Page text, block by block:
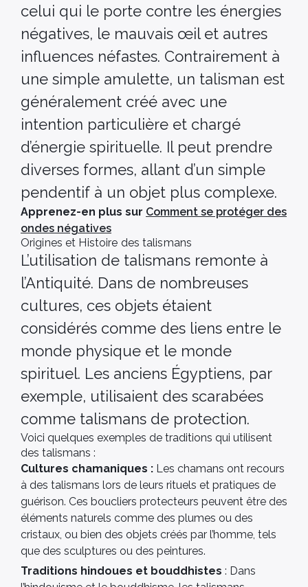
celui qui le porte contre les énergies
négatives, le mauvais œil et autres
influences néfastes. Contrairement à
une simple amulette, un talisman est
généralement créé avec une
intention particulière et chargé
d’énergie spirituelle. Il peut prendre
diverses formes, allant d’un simple
pendentif à un objet plus complexe.
Apprenez-en plus sur Comment se protéger des
ondes négatives
Origines et Histoire des talismans
L’utilisation de talismans remonte à
l’Antiquité. Dans de nombreuses
cultures, ces objets étaient
considérés comme des liens entre le
monde physique et le monde
spirituel. Les anciens Égyptiens, par
exemple, utilisaient des scarabées
comme talismans de protection.
Voici quelques exemples de traditions qui utilisent
des talismans :
Cultures chamaniques : Les chamans ont recours
à des talismans lors de leurs rituels et pratiques de
guérison. Ces boucliers protecteurs peuvent être des
éléments naturels comme des plumes ou des
cristaux, ou bien des objets créés par l’homme, tels
que des sculptures ou des peintures.
Traditions hindoues et bouddhistes : Dans